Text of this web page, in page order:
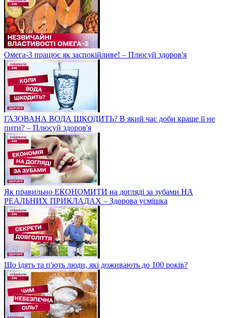
Омега-3 працює як заспокійливе! – Плюсуй здоров'я
ГАЗОВАНА ВОДА ШКОДИТЬ? В який час доби краще її не
пити? – Плюсуй здоров'я
Як правильно ЕКОНОМИТИ на догляді за зубами НА
РЕАЛЬНИХ ПРИКЛАДАХ – Здорова усмішка
Що їдять та п'ють люди, які доживають до 100 років?